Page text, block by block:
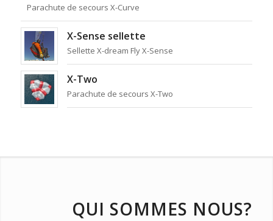
Parachute de secours X-Curve
X-Sense sellette
Sellette X-dream Fly X-Sense
X-Two
Parachute de secours X-Two
QUI SOMMES NOUS?